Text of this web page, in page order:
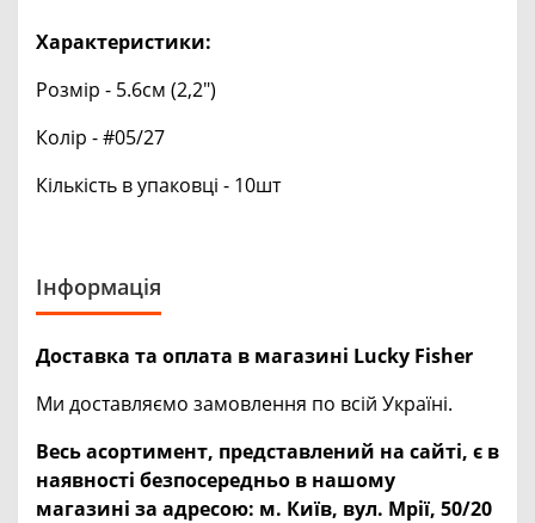
Характеристики:
Розмір - 5.6см (2,2")
Колір - #05/27
Кількість в упаковці - 10шт
Інформація
Доставка та оплата в магазині Lucky Fisher
Ми доставляємо замовлення по всій Україні.
Весь асортимент, представлений на сайті, є в
наявності безпосередньо в нашому
магазині за адресою: м. Київ, вул. Мрії, 50/20